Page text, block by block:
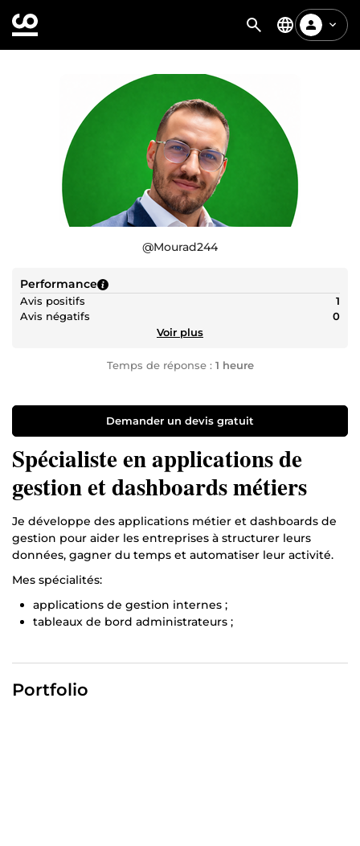
@Mourad244
Performance
Avis positifs
1
Avis négatifs
0
Voir plus
Temps de réponse : 1 heure
Demander un devis gratuit
Spécialiste en applications de
gestion et dashboards métiers
Je développe des applications métier et dashboards de
gestion pour aider les entreprises à structurer leurs
données, gagner du temps et automatiser leur activité.
Mes spécialités:
applications de gestion internes ;
tableaux de bord administrateurs ;
interfaces propres et faciles à utiliser ;
Portfolio